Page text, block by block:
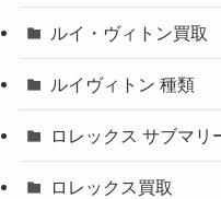
ルイ・ヴィトン買取
ルイヴィトン 種類
ロレックス サブマリ
ロレックス買取